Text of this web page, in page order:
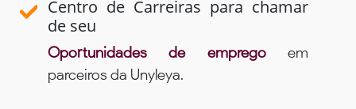
Centro de Carreiras para chamar
de seu
Oportunidades de empregoem
parceiros da Unyleya.